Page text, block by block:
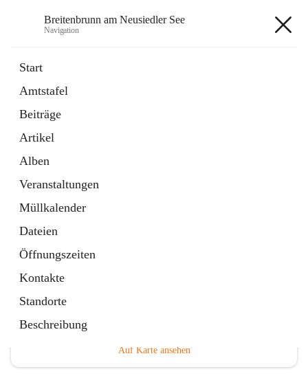
Breitenbrunn am Neusiedler See
Navigation
Start
Amtstafel
Beiträge
Artikel
Alben
Veranstaltungen
Müllkalender
Dateien
Öffnungszeiten
Kontakte
Standorte
Beschreibung
18 Schnellzugriffe
Gemeindeservice
Auf Karte ansehen